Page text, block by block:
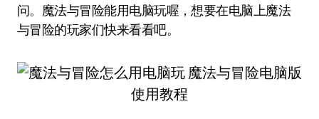
问。魔法与冒险能用电脑玩喔，想要在电脑上魔法
与冒险的玩家们快来看看吧。